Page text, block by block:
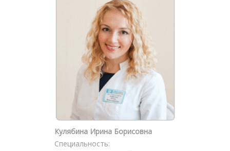
Кулябина Ирина Борисовна
Специальность: